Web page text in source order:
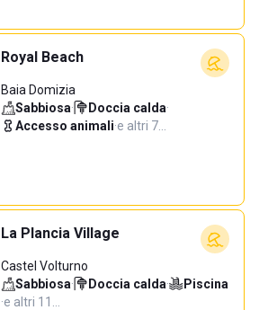
Royal Beach
Baia Domizia
Sabbiosa· Doccia calda·
Accesso animali·e altri 7…
La Plancia Village
Castel Volturno
Sabbiosa· Doccia calda·
Piscina
·e altri 11…